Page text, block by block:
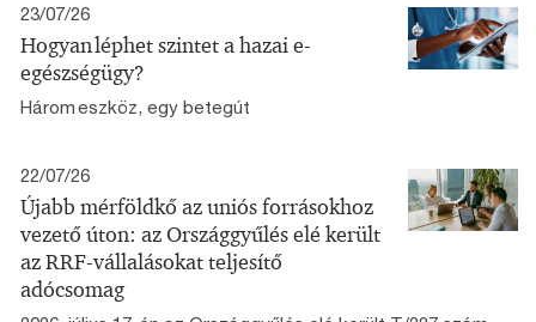
23/07/26
Hogyan léphet szintet a hazai e-
egészségügy?
Három eszköz, egy betegút
22/07/26
Újabb mérföldkő az uniós forrásokhoz
vezető úton: az Országgyűlés elé került
az RRF-vállalásokat teljesítő
adócsomag